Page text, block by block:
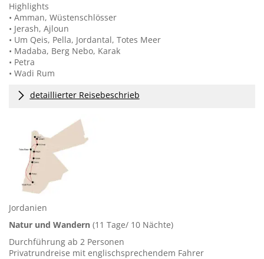
Highlights
• Amman, Wüstenschlösser
• Jerash, Ajloun
• Um Qeis, Pella, Jordantal, Totes Meer
• Madaba, Berg Nebo, Karak
• Petra
• Wadi Rum
detaillierter Reisebeschrieb
Jordanien
Natur und Wandern (11 Tage/ 10 Nächte)
Durchführung ab 2 Personen
Privatrundreise mit englischsprechendem Fahrer